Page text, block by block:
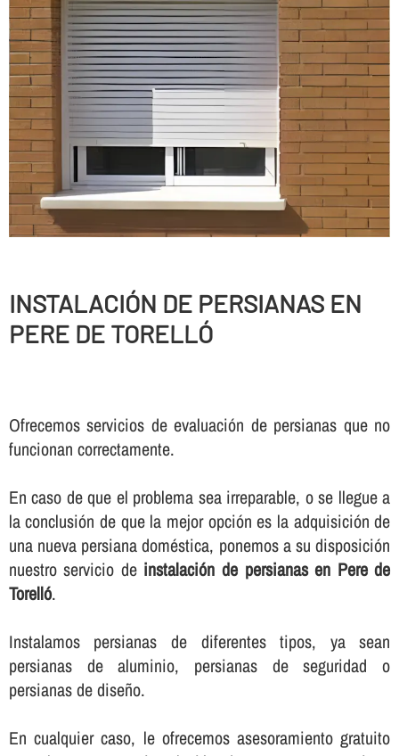
INSTALACIÓN DE PERSIANAS EN
PERE DE TORELLÓ
Ofrecemos servicios de evaluación de persianas que no
funcionan correctamente.
En caso de que el problema sea irreparable, o se llegue a
la conclusión de que la mejor opción es la adquisición de
una nueva persiana doméstica, ponemos a su disposición
nuestro servicio de instalación de persianas en Pere de
Torelló.
Instalamos persianas de diferentes tipos, ya sean
persianas de aluminio, persianas de seguridad o
persianas de diseño.
En cualquier caso, le ofrecemos asesoramiento gratuito